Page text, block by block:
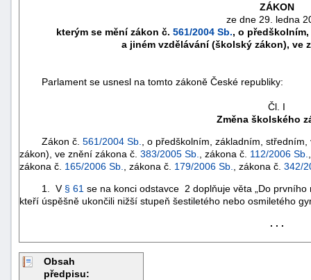
ZÁKON
ze dne 29. ledna
kterým se mění zákon č. 561/2004 Sb., o
a jiném vzdělávání (školský zákon), ve
Parlament se usnesl na tomto zákoně České republiky:
Čl. I
Změna školského
Zákon č. 561/2004 Sb.
, o předškolním, základním,
zákon), ve znění zákona č. 383/2005 Sb. , zákona č. 112/2006 Sb.
zákona č. 165/2006 Sb. , zákona č. 179/2006 Sb. , zákona č. 342/
1. V § 61 se na konci odstavce 2 doplňuje věta „Do
kteří úspěšně ukončili nižší stupeň šestiletého nebo osmiletého
. . .
Obsah
předpisu:
škody